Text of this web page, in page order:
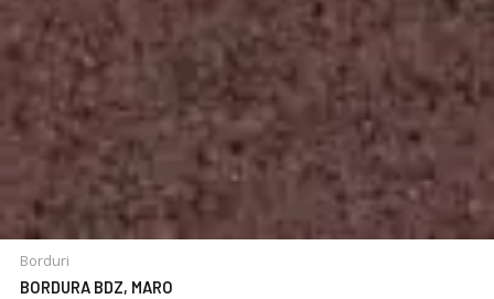
Borduri
BORDURA BDZ, MARO